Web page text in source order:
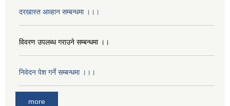
दरखास्त आव्हान सम्बन्धमा ।।।
विवरण उपलब्ध गराउने सम्बन्धमा ।।
निवेदन पेश गर्ने सम्बन्धमा ।।।
more